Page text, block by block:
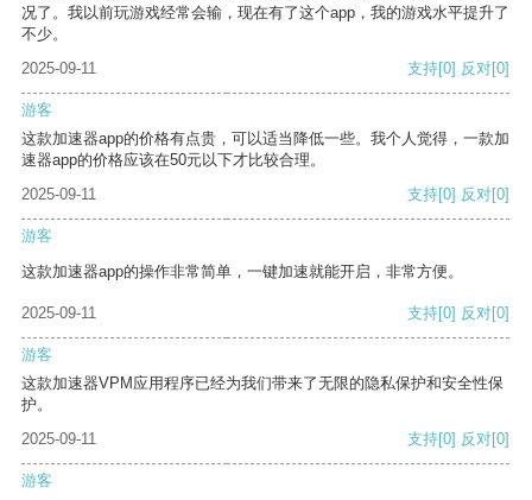
况了。我以前玩游戏经常会输，现在有了这个app，我的游戏水平提升了
不少。
2025-09-11
支持[0] 反对[0]
游客
这款加速器app的价格有点贵，可以适当降低一些。我个人觉得，一款加
速器app的价格应该在50元以下才比较合理。
2025-09-11
支持[0] 反对[0]
游客
这款加速器app的操作非常简单，一键加速就能开启，非常方便。
2025-09-11 支持[0] 反对[0]
游客
这款加速器VPM应用程序已经为我们带来了无限的隐私保护和安全性保
护。
2025-09-11
支持[0] 反对[0]
游客